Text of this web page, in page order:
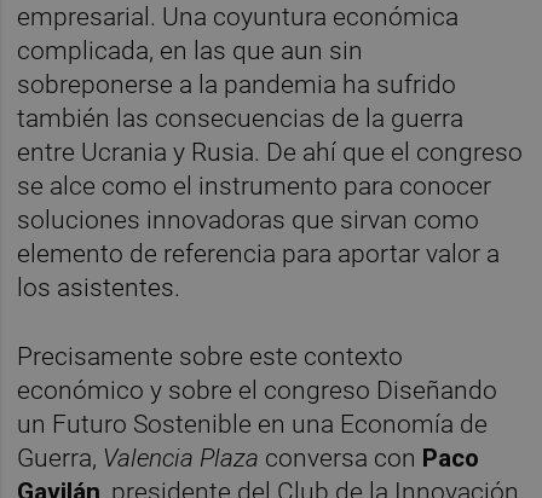
empresarial. Una coyuntura económica
complicada, en las que aun sin
sobreponerse a la pandemia ha sufrido
también las consecuencias de la guerra
entre Ucrania y Rusia. De ahí que el congreso
se alce como el instrumento para conocer
soluciones innovadoras que sirvan como
elemento de referencia para aportar valor a
los asistentes.
Precisamente sobre este contexto
económico y sobre el congreso Diseñando
un Futuro Sostenible en una Economía de
Guerra, Valencia Plaza conversa con Paco
Gavilán, presidente del Club de la Innovación